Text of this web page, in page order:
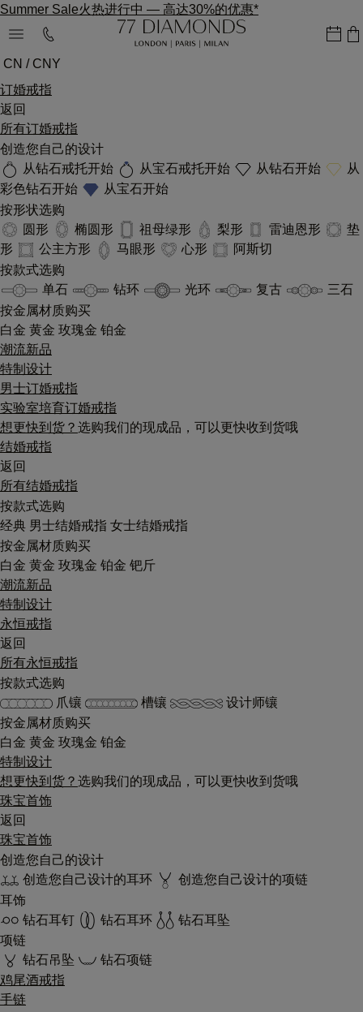
Summer Sale火热进行中 — 高达30%的优惠*
CN / CNY
订婚戒指
返回
所有订婚戒指
创造您自己的设计
从钻石戒托开始
从宝石戒托开始 从钻石开始
从
彩色钻石开始
从宝石开始
按形状选购
圆形
椭圆形 祖母绿形 梨形 雷迪恩形
垫
形
公主方形 马眼形 心形
阿斯切
按款式选购
单石
钻环 光环 复古
三石
按金属材质购买
白金 黄金 玫瑰金 铂金
潮流新品
特制设计
男士订婚戒指
实验室培育订婚戒指
想更快到货？ 选购我们的现成品，可以更快收到货哦
结婚戒指
返回
所有结婚戒指
按款式选购
经典 男士结婚戒指 女士结婚戒指
按金属材质购买
白金 黄金 玫瑰金 铂金 钯斤
潮流新品
特制设计
永恒戒指
返回
所有永恒戒指
按款式选购
爪镶
槽镶
设计师镶
按金属材质购买
白金 黄金 玫瑰金 铂金
特制设计
想更快到货？ 选购我们的现成品，可以更快收到货哦
珠宝首饰
返回
珠宝首饰
创造您自己的设计
创造您自己设计的耳环
创造您自己设计的项链
耳饰
钻石耳钉
钻石耳环
钻石耳坠
项链
钻石吊坠
钻石项链
鸡尾酒戒指
手链